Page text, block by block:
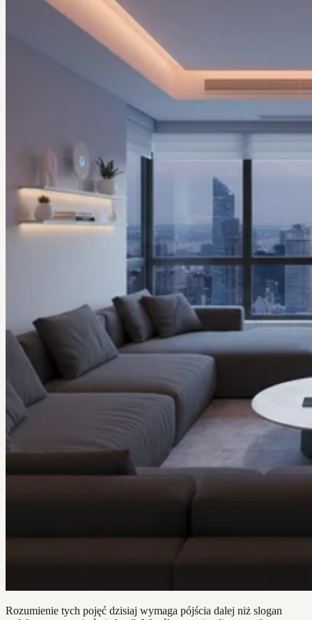
Rozumienie tych pojęć dzisiaj wymaga pójścia dalej niż slogan